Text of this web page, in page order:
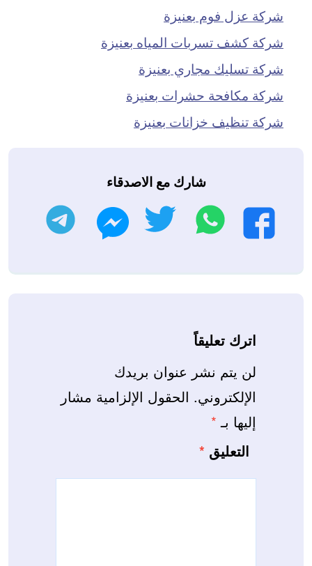
شركة عزل فوم بعنيزة
شركة كشف تسربات المياه بعنيزة
شركة تسليك مجاري بعنيزة
شركة مكافحة حشرات بعنيزة
شركة تنظيف خزانات بعنيزة
شارك مع الاصدقاء
فيسبوك
واتساب تويتر ماسنجر
اترك تعليقاً
لن يتم نشر عنوان بريدك
الإلكتروني. الحقول الإلزامية مشار
إليها بـ *
التعليق *